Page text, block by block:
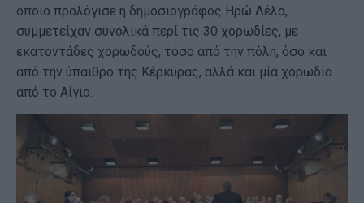
οποίο προλόγισε η δημοσιογράφος Ηρώ Λέλα,
συμμετείχαν συνολικά περί τις 30 χορωδίες, με
εκατοντάδες χορωδούς, τόσο από την πόλη, όσο και
από την ύπαιθρο της Κέρκυρας, αλλά και μία χορωδία
από το Αίγιο.